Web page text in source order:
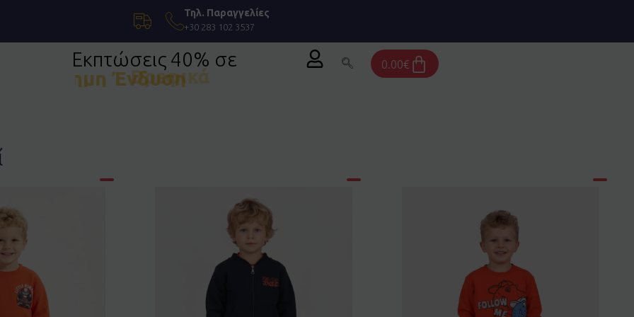
Τηλ. Παραγγελίες
+30 283 102 3537
Εκπτώσεις 40% σε
Επίσημη Ένδυση
0.00€Cart